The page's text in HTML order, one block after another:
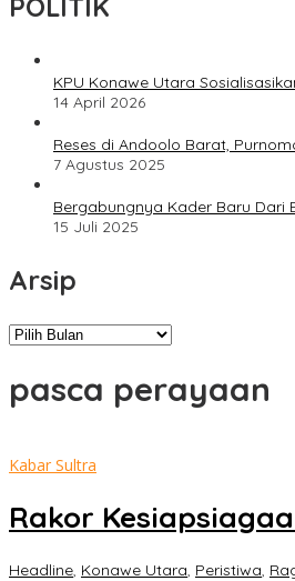
POLITIK
KPU Konawe Utara
14 April 2026
Reses di Andoolo Barat,
7 Agustus 2025
Bergabungnya Kader Baru Dari
15 Juli 2025
Arsip
Arsip
pasca perayaan
Kabar Sultra
Rakor
Headline, Konawe Utara, Peristiwa,